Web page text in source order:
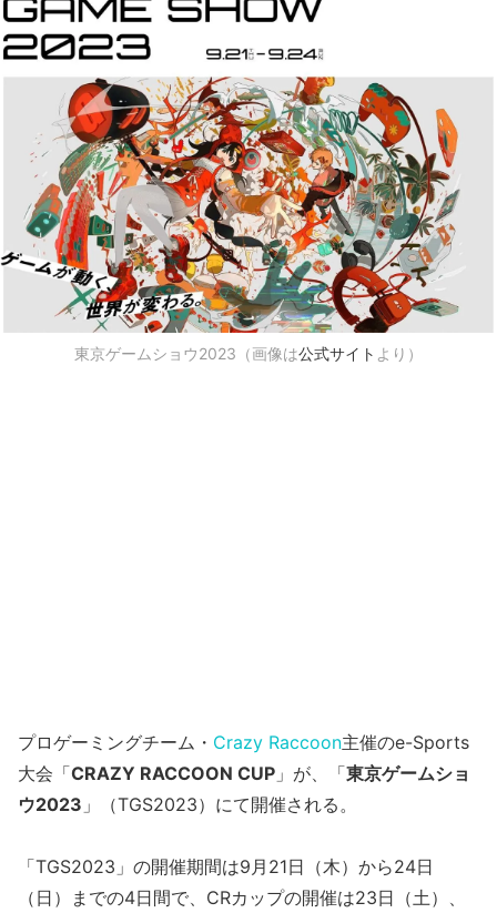
東京ゲームショウ2023（画像は公式サイト より）
プロゲーミングチーム・ Crazy Raccoon主催のe-Sports
大会「CRAZY RACCOON CUP 」が、「東京ゲームショ
ウ2023 」（TGS2023）にて開催される。
「TGS2023」の開催期間は9月21日（木）から24日
（日）までの4日間で、CRカップの開催は23日（土）、